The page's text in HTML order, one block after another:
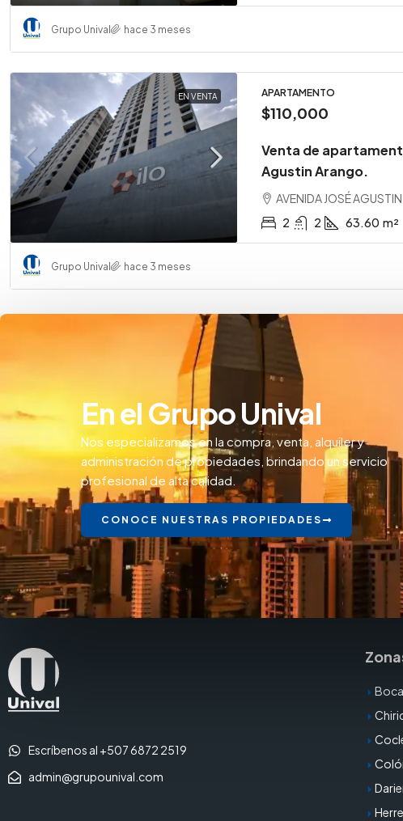
Grupo Unival hace 3 meses
EN VENTA APARTAMENTO
$110,000
Venta de
Agustin Arango.
AVENIDA JOSÉ
2
2 63.60 m²
Grupo Unival hace 3 meses
En el Grupo Unival
Nos especializamos en la compra, venta, alquiler y
administración de propiedades, brindando un servicio
profesional de alta calidad.
CONOCE NUESTRAS PROPIEDADES
Escríbenos al +507 6872 2519
admin@grupounival.com